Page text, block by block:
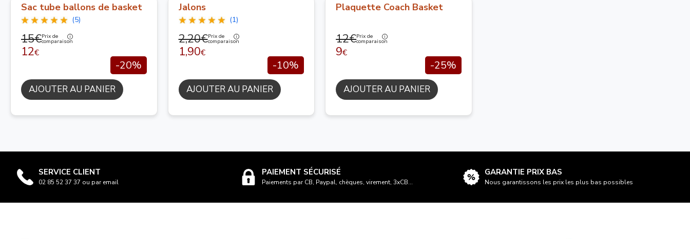
Sac tube ballons de basket
(5)
15€Prix de
comparaison
12€
-20%
AJOUTER AU PANIER
Jalons
(1)
2,20€Prix de
comparaison
1,90€
-10%
AJOUTER AU PANIER
Plaquette Coach Basket
12€Prix de
comparaison
9€
-25%
AJOUTER AU PANIER
SERVICE CLIENT
02 85 52 37 37 ou par email
PAIEMENT SÉCURISÉ
Paiements par CB, Paypal, chèques, virement, 3xCB...
GARANTIE PRIX BAS
Nous garantissons les prix les plus bas possibles